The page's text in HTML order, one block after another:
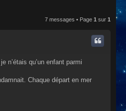
7 messages • Page 1 sur 1
n’étais qu’un enfant parmi
Chaque départ en mer